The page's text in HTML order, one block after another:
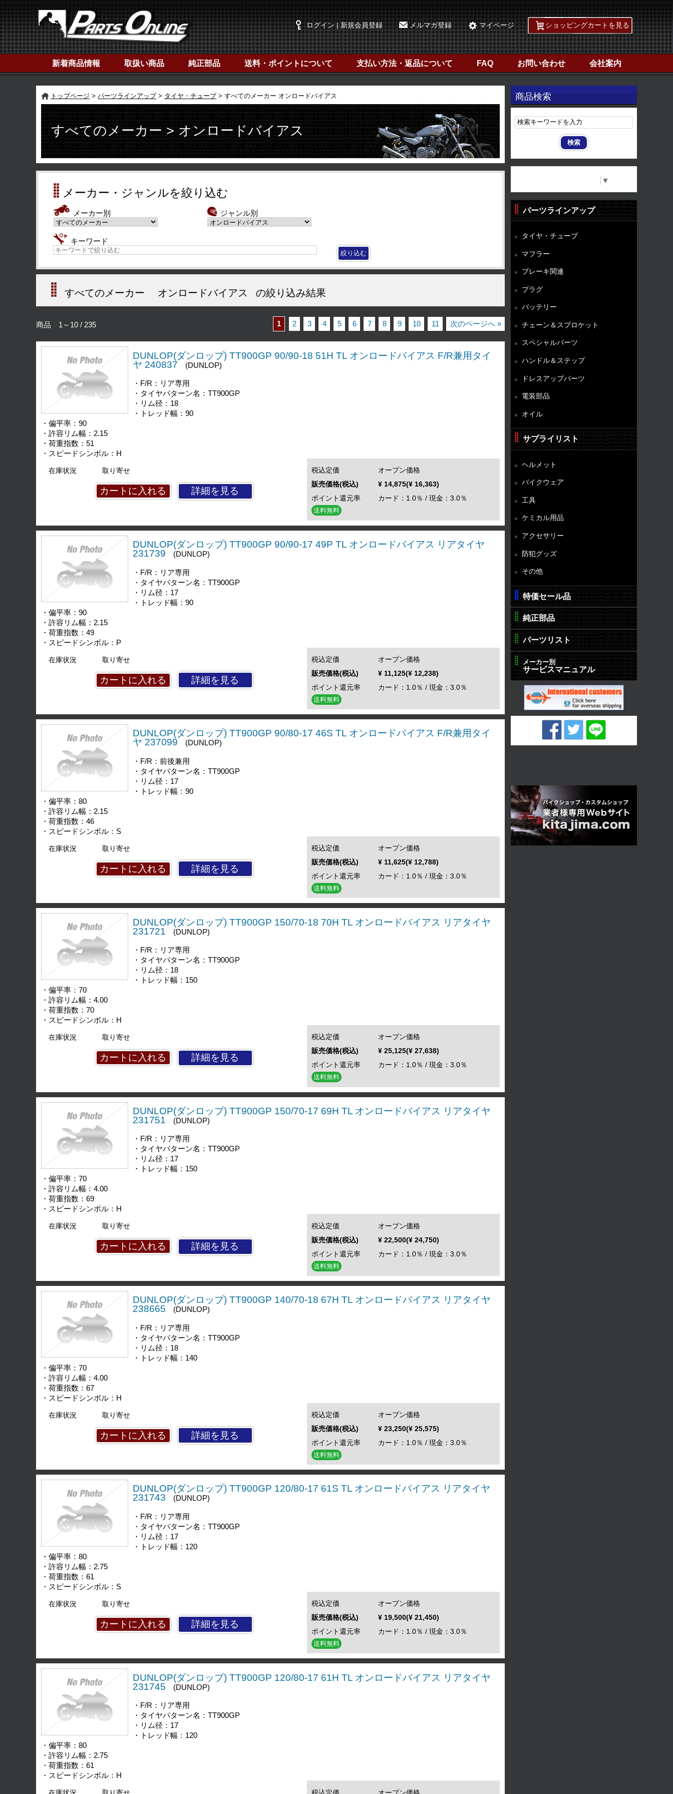
ログイン | 新規会員登録 メルマガ登録 マイページ ショッピングカートを見る
新着商品情報 取扱い商品 純正部品 送料・ポイントについて 支払い方法・返品について FAQ お問い合わせ 会社案内
商品検索
▼
トップページ パーツラインアップ タイヤ・チューブ すべてのメーカー オンロードバイアス
すべてのメーカー > オンロードバイアス
メーカー・ジャンルを絞り込む
メーカー別 ジャンル別
キーワード
すべてのメーカー オンロードバイアス の絞り込み結果
商品 1～10 / 235 1 2 3 4 5 6 7 8 9 10 11 次のページへ »
DUNLOP(ダンロップ) TT900GP 90/90-18 51H TL オンロードバイアス F/R兼用タイ
ヤ 240837
(DUNLOP)
・F/R：リア専用
・タイヤパターン名：TT900GP
・リム径：18
・トレッド幅：90
・偏平率：90
・許容リム幅：2.15
・荷重指数：51
・スピードシンボル：H
在庫状況 取り寄せ
詳細を見る
税込定価
オープン価格
販売価格(税込)
¥ 14,875(¥ 16,363)
ポイント還元率
カード：1.0％ / 現金：3.0％
送料無料
DUNLOP(ダンロップ) TT900GP 90/90-17 49P TL オンロードバイアス リアタイヤ
231739
(DUNLOP)
・F/R：リア専用
・タイヤパターン名：TT900GP
・リム径：17
・トレッド幅：90
・偏平率：90
・許容リム幅：2.15
・荷重指数：49
・スピードシンボル：P
在庫状況 取り寄せ
詳細を見る
税込定価
オープン価格
販売価格(税込)
¥ 11,125(¥ 12,238)
ポイント還元率
カード：1.0％ / 現金：3.0％
送料無料
DUNLOP(ダンロップ) TT900GP 90/80-17 46S TL オンロードバイアス F/R兼用タイ
ヤ 237099
(DUNLOP)
・F/R：前後兼用
・タイヤパターン名：TT900GP
・リム径：17
・トレッド幅：90
・偏平率：80
・許容リム幅：2.15
・荷重指数：46
・スピードシンボル：S
在庫状況 取り寄せ
詳細を見る
税込定価
オープン価格
販売価格(税込)
¥ 11,625(¥ 12,788)
ポイント還元率
カード：1.0％ / 現金：3.0％
送料無料
DUNLOP(ダンロップ) TT900GP 150/70-18 70H TL オンロードバイアス リアタイヤ
231721
(DUNLOP)
・F/R：リア専用
・タイヤパターン名：TT900GP
・リム径：18
・トレッド幅：150
・偏平率：70
・許容リム幅：4.00
・荷重指数：70
・スピードシンボル：H
在庫状況 取り寄せ
詳細を見る
税込定価
オープン価格
販売価格(税込)
¥ 25,125(¥ 27,638)
ポイント還元率
カード：1.0％ / 現金：3.0％
送料無料
DUNLOP(ダンロップ) TT900GP 150/70-17 69H TL オンロードバイアス リアタイヤ
231751
(DUNLOP)
・F/R：リア専用
・タイヤパターン名：TT900GP
・リム径：17
・トレッド幅：150
・偏平率：70
・許容リム幅：4.00
・荷重指数：69
・スピードシンボル：H
在庫状況 取り寄せ
詳細を見る
税込定価
オープン価格
販売価格(税込)
¥ 22,500(¥ 24,750)
ポイント還元率
カード：1.0％ / 現金：3.0％
送料無料
DUNLOP(ダンロップ) TT900GP 140/70-18 67H TL オンロードバイアス リアタイヤ
238665
(DUNLOP)
・F/R：リア専用
・タイヤパターン名：TT900GP
・リム径：18
・トレッド幅：140
・偏平率：70
・許容リム幅：4.00
・荷重指数：67
・スピードシンボル：H
在庫状況 取り寄せ
詳細を見る
税込定価
オープン価格
販売価格(税込)
¥ 23,250(¥ 25,575)
ポイント還元率
カード：1.0％ / 現金：3.0％
送料無料
DUNLOP(ダンロップ) TT900GP 120/80-17 61S TL オンロードバイアス リアタイヤ
231743
(DUNLOP)
・F/R：リア専用
・タイヤパターン名：TT900GP
・リム径：17
・トレッド幅：120
・偏平率：80
・許容リム幅：2.75
・荷重指数：61
・スピードシンボル：S
在庫状況 取り寄せ
詳細を見る
税込定価
オープン価格
販売価格(税込)
¥ 19,500(¥ 21,450)
ポイント還元率
カード：1.0％ / 現金：3.0％
送料無料
DUNLOP(ダンロップ) TT900GP 120/80-17 61H TL オンロードバイアス リアタイヤ
231745
(DUNLOP)
・F/R：リア専用
・タイヤパターン名：TT900GP
・リム径：17
・トレッド幅：120
・偏平率：80
・許容リム幅：2.75
・荷重指数：61
・スピードシンボル：H
税込定価 オープン価格
パーツラインアップ
タイヤ・チューブ
マフラー
ブレーキ関連
プラグ
バッテリー
チェーン＆スプロケット
スペシャルパーツ
ハンドル＆ステップ
ドレスアップパーツ
電装部品
オイル
サプライリスト
ヘルメット
バイクウェア
工具
ケミカル用品
アクセサリー
防犯グッズ
その他
特価セール品
純正部品
パーツリスト
メーカー別
サービスマニュアル